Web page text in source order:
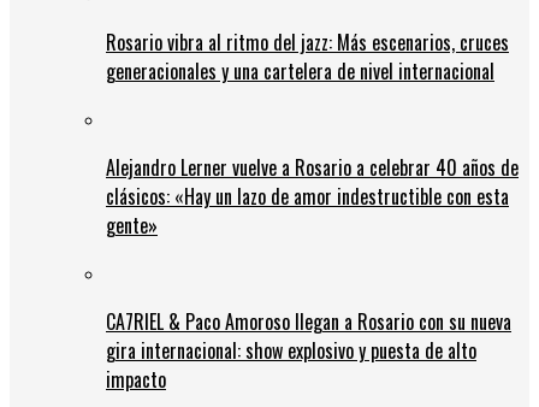
Rosario vibra al ritmo del jazz: Más escenarios, cruces
generacionales y una cartelera de nivel internacional
Alejandro Lerner vuelve a Rosario a celebrar 40 años de
clásicos: «Hay un lazo de amor indestructible con esta
gente»
CA7RIEL & Paco Amoroso llegan a Rosario con su nueva
gira internacional: show explosivo y puesta de alto
impacto